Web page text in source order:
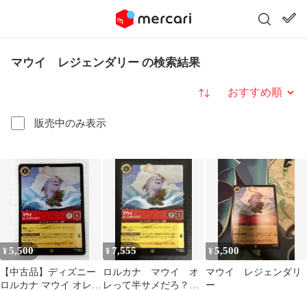
マウイ レジェンダリー の検索結果
販売中のみ表示
並び替え
¥5,500
【中古品】ディズニー
ロルカナ マウイ オレっ
¥ 7,555
ロルカナ マウイ オ
レって半サメだろ？
¥5,500
マウイ レジェンダリ
ー